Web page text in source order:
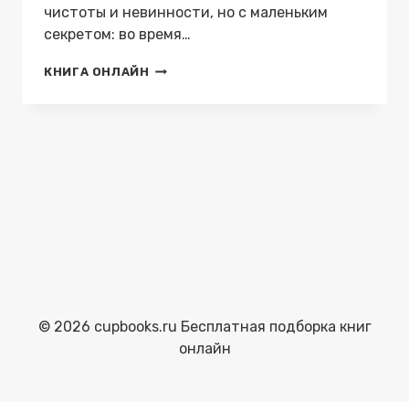
чистоты и невинности, но с маленьким
секретом: во время…
КНИГА ОНЛАЙН СВЯТОЕ
© 2026 cupbooks.ru Бесплатная подборка книг
онлайн